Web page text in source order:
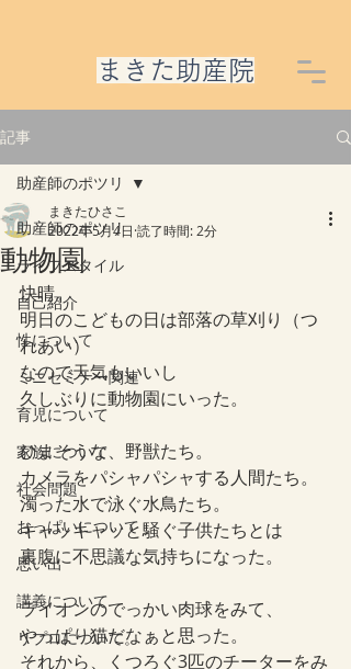
​まきた助産院
記事
助産師のポツリ
ライフスタイル
自己紹介
性について
ミニセミナー関連
育児について
家族について
社会問題
おっぱいについて
思い出
講義について
リプロについて。
助産師のポツリ
動物園
まきたひさこ
2022年5月4日 読了時間: 2分
快晴。
明日のこどもの日は部落の草刈り（つ
れあい）
なので天気もいいし
久しぶりに動物園にいった。
ひまそうな、野獣たち。
カメラをパシャパシャする人間たち。
濁った水で泳ぐ水鳥たち。
キャッキャッと騒ぐ子供たちとは
裏腹に不思議な気持ちになった。
ライオンのでっかい肉球をみて、
やっぱり猫だなぁと思った。
それから、くつろぐ3匹のチーターをみ